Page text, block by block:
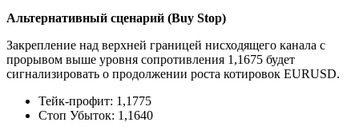
Альтернативный сценарий (Buy Stop)
Закрепление над верхней границей нисходящего канала с
прорывом выше уровня сопротивления 1,1675 будет
сигнализировать о продолжении роста котировок EURUSD.
Тейк-профит: 1,1775
Стоп Убыток: 1,1640